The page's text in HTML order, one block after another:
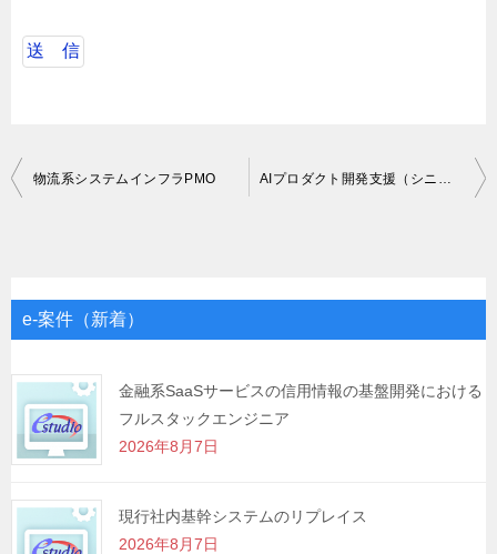
投
ゲ
シ
ョ
ン
物流系システムインフラPMO AIプロダクト開発支援（シニアMLOps）
e-案件（新着）
金融系SaaSサービスの信用情報の基盤開発における
フルスタックエンジニア
2026年8月7日
現行社内基幹システムのリプレイス
2026年8月7日